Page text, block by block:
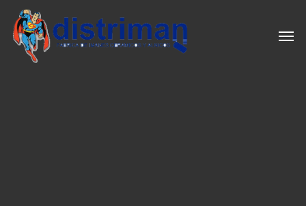
main
content